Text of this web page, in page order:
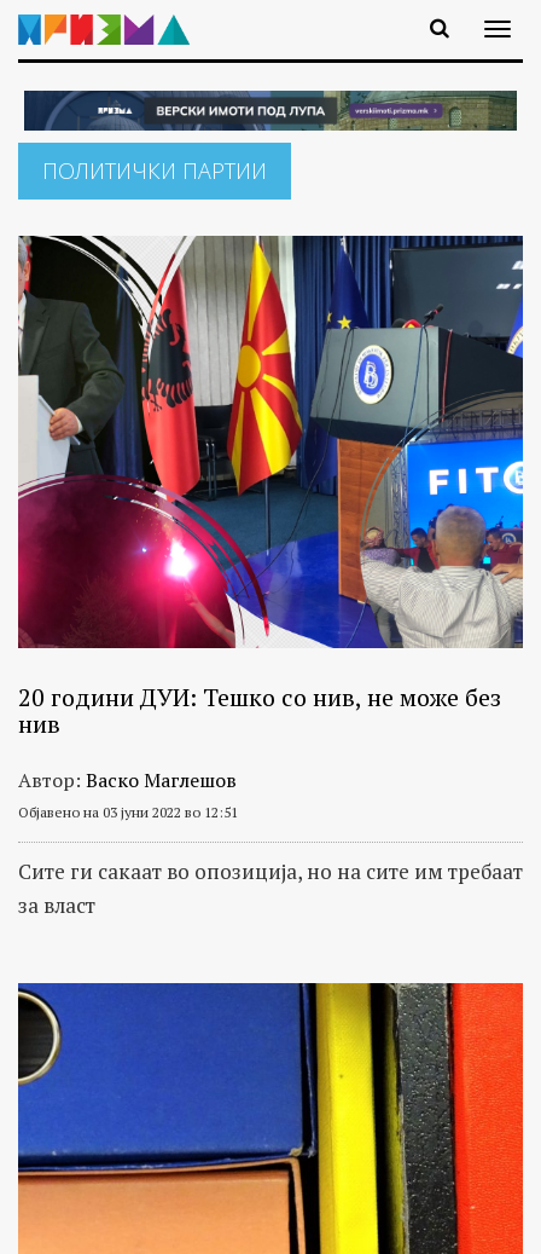
ПОЛИТИЧКИ ПАРТИИ
20 години ДУИ: Тешко со нив, не може без
нив
Автор: Васко Маглешов
Објавено на 03 јуни 2022 во 12:51
Сите ги сакаат во опозиција, но на сите им требаат
за власт